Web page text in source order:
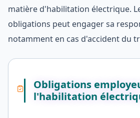
matière d'habilitation électrique.
obligations peut engager sa
notamment en cas d'accident du
Obligations
l'habilitation